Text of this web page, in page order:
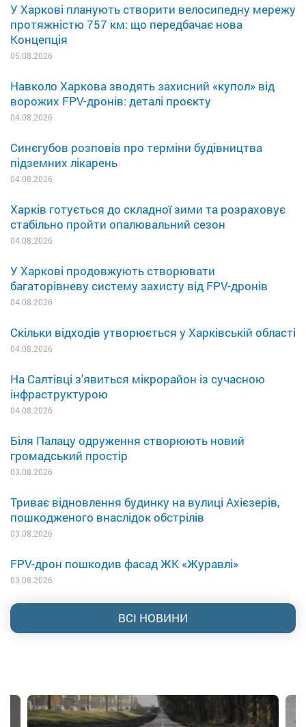
У Харкові планують створити велосипедну мережу
протяжністю 757 км: що передбачає нова
Концепція
05.08.2026
Навколо Харкова зводять захисний «купол» від
ворожих FPV-дронів: деталі проєкту
04.08.2026
Синєгубов розповів про терміни будівництва
підземних лікарень
04.08.2026
Харків готується до складної зими та розраховує
стабільно пройти опалювальний сезон
04.08.2026
У Харкові продовжують створювати
багаторівневу систему захисту від FPV-дронів
04.08.2026
Скільки відходів утворюється у Харківській області
04.08.2026
На Салтівці з'явиться мікрорайон із сучасною
інфраструктурою
04.08.2026
Біля Палацу одруження створюють новий
громадський простір
03.08.2026
Триває відновлення будинку на вулиці Ахієзерів,
пошкодженого внаслідок обстрілів
03.08.2026
FPV-дрон пошкодив фасад ЖК «Журавлі»
03.08.2026
ВСІ НОВИНИ